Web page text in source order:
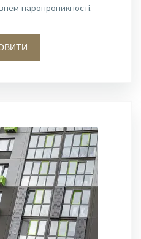
паропроникності.